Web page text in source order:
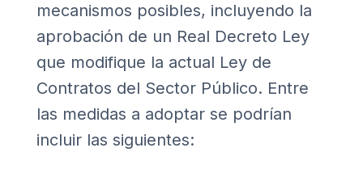
mecanismos posibles, incluyendo la
aprobación de un Real Decreto Ley
que modifique la actual Ley de
Contratos del Sector Público. Entre
las medidas a adoptar se podrían
incluir las siguientes: